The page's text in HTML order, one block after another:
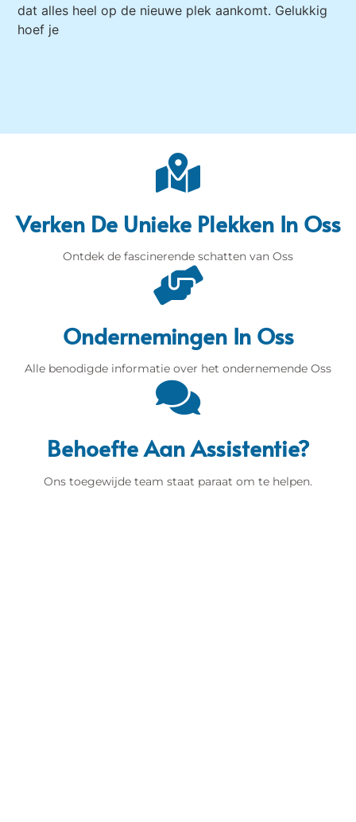
dat alles heel op de nieuwe plek aankomt. Gelukkig
hoef je
Verken De Unieke Plekken In Oss
Ontdek de fascinerende schatten van Oss
Ondernemingen In Oss
Alle benodigde informatie over het ondernemende Oss
Behoefte Aan Assistentie?
Ons toegewijde team staat paraat om te helpen.